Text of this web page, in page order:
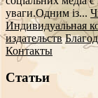
уваги.Одним із...
Индивидуальная
издательств
Контакты
Статьи